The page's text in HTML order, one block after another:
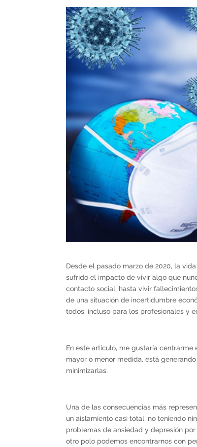
Desde el pasado marzo de 2020, la
sufrido el impacto de vivir algo que
contacto social, hasta vivir
de una situación de incertidumbre
todos, incluso para los profesionales y
En este artículo, me gustaría
mayor o menor medida, está
minimizarlas.
Una de las consecuencias más
un aislamiento casi total, no teniendo
problemas de ansiedad y depresión
otro polo podemos encontrarnos con